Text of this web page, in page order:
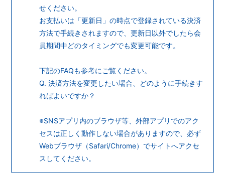
会員登録 ログイン
せください。
お支払いは「更新日」の時点で登録されている決済
方法で手続きされますので、更新日以外でしたら会
員期間中どのタイミングでも変更可能です。
下記のFAQも参考にご覧ください。
Q. 決済方法を変更したい場合、どのように手続きす
ればよいですか？
※SNSアプリ内のブラウザ等、外部アプリでのアク
セスは正しく動作しない場合がありますので、 必ず
Webブラウザ（Safari/Chrome）でサイトへアクセ
スしてください。